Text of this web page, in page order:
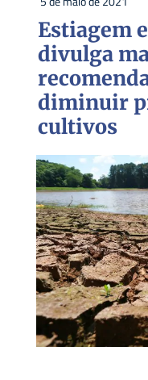
Estiagem
divulga
diminuir
cultivos